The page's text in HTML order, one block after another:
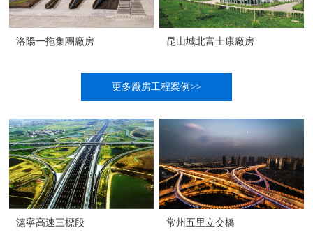
洛陽一拖集團廠房 昆山城北富士康廠房
更多廠房工程案例>>
滬寧高速三標段 常州五里立交橋